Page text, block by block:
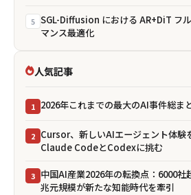
5 SGL-Diffusion における AR+DiT フ
マンス最適化
人気記事
1 2026年これまでの最大のAI事件総ま
2 Cursor、新しいAIエージェント体験
Claude CodeとCodexに挑む
3 中国AI産業2026年の転換点：6000社
兆元規模が新たな知能時代を牽引